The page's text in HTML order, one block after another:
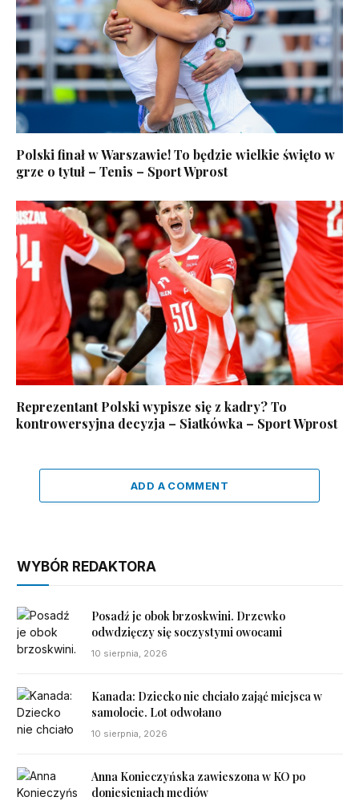
Polski finał w Warszawie! To będzie wielkie święto w
grze o tytuł – Tenis – Sport Wprost
Reprezentant Polski wypisze się z kadry? To
kontrowersyjna decyzja – Siatkówka – Sport Wprost
ADD A COMMENT
WYBÓR REDAKTORA
Posadź je obok brzoskwini. Drzewko
odwdzięczy się soczystymi owocami
10 sierpnia, 2026
Kanada: Dziecko nie chciało zająć miejsca w
samolocie. Lot odwołano
10 sierpnia, 2026
Anna Konieczyńska zawieszona w KO po
doniesieniach mediów